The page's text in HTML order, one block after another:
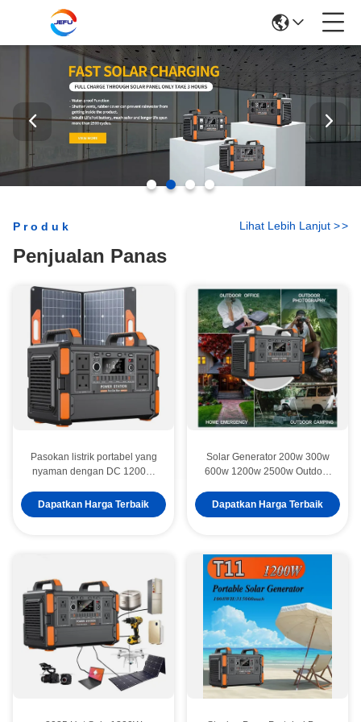
Produk
Penjualan Panas
Lihat Lebih Lanjut >>
Pasokan listrik portabel yang
nyaman dengan DC 1200W
Crystal Display
Dapatkan Harga Terbaik
Solar Generator 200w 300w
600w 1200w 2500w Outdoor
Portable Power Station
Dapatkan Harga Terbaik